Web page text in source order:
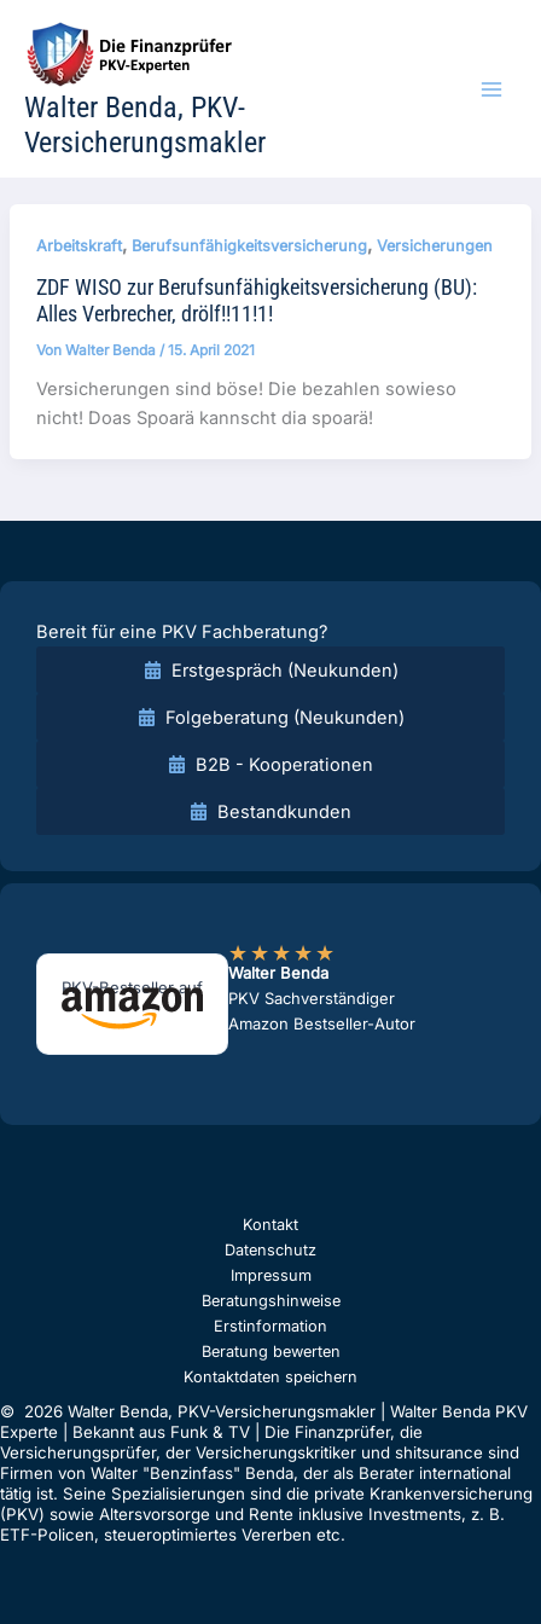
Inhalt
springen
Walter Benda, PKV-
Versicherungsmakler
Arbeitskraft, Berufsunfähigkeitsversicherung, Versicherungen
ZDF WISO zur Berufsunfähigkeitsversicherung (BU):
Alles Verbrecher, drölf!!11!1!
Von Walter Benda /15. April 2021
Versicherungen sind böse! Die bezahlen sowieso
nicht! Doas Spoarä kannscht dia spoarä!
Bereit für eine PKV Fachberatung?
Erstgespräch (Neukunden)
Folgeberatung (Neukunden)
B2B - Kooperationen
Bestandkunden
PKV-Bestseller auf
★★★★★
Walter Benda
PKV Sachverständiger
Amazon Bestseller-Autor
Kontakt
Datenschutz
Impressum
Beratungshinweise
Erstinformation
Beratung bewerten
Kontaktdaten speichern
© 2026 Walter Benda, PKV-Versicherungsmakler | Walter Benda PKV
Experte | Bekannt aus Funk & TV | Die Finanzprüfer, die
Versicherungsprüfer, der Versicherungskritiker und shitsurance sind
Firmen von Walter "Benzinfass" Benda, der als Berater international
tätig ist. Seine Spezialisierungen sind die private Krankenversicherung
(PKV) sowie Altersvorsorge und Rente inklusive Investments, z. B.
ETF-Policen, steueroptimiertes Vererben etc.